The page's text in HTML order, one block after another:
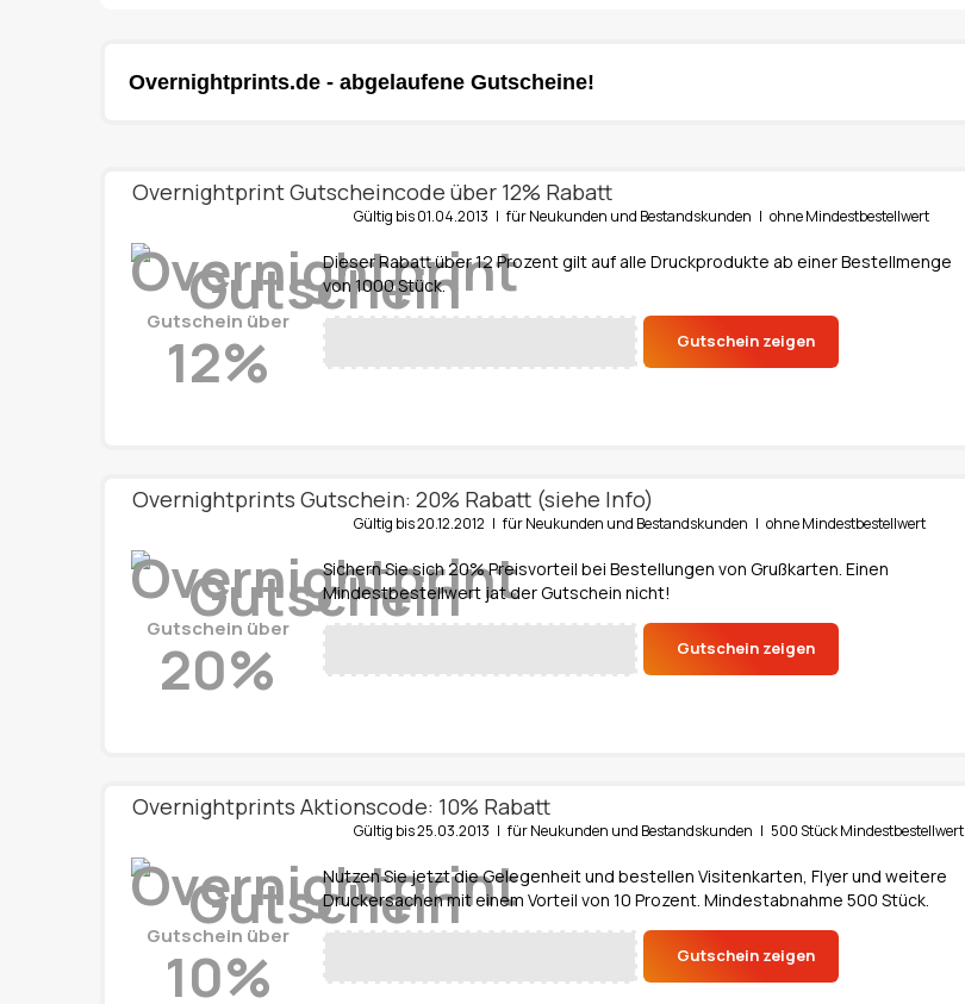
Overnightprints.de - abgelaufene Gutscheine!
Overnightprint Gutscheincode über 12% Rabatt
Gültig bis 01.04.2013 | für Neukunden und Bestandskunden | ohne Mindestbestellwert
Gutschein über
12%
Dieser Rabatt über 12 Prozent gilt auf alle Druckprodukte ab einer Bestellmenge
von 1000 Stück.
Gutschein zeigen
Overnightprints Gutschein: 20% Rabatt (siehe Info)
Gültig bis 20.12.2012 | für Neukunden und Bestandskunden | ohne Mindestbestellwert
Gutschein über
20%
Sichern Sie sich 20% Preisvorteil bei Bestellungen von Grußkarten. Einen
Mindestbestellwert jat der Gutschein nicht!
Gutschein zeigen
Overnightprints Aktionscode: 10% Rabatt
Gültig bis 25.03.2013 | für Neukunden und Bestandskunden | 500 Stück Mindestbestellwert
Gutschein über
10%
Nutzen Sie jetzt die Gelegenheit und bestellen Visitenkarten, Flyer und weitere
Druckersachen mit einem Vorteil von 10 Prozent. Mindestabnahme 500 Stück.
Gutschein zeigen